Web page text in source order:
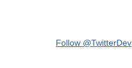
Follow @TwitterDev